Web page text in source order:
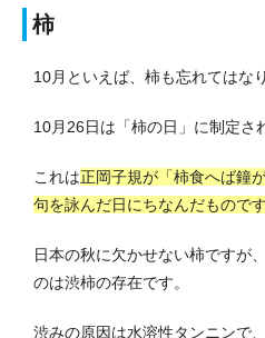
柿
10月といえば、柿も忘れてはな
10月26日は「柿の日」に制定さ
これは正岡子規が「柿食へば鐘
句を詠んだ日にちなんだものです
日本の秋に欠かせない柿ですが
のは渋柿の存在です。
渋みの原因は水溶性タンニンで